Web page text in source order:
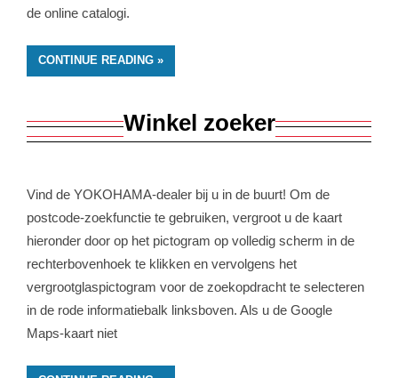
de online catalogi.
CONTINUE READING
Winkel zoeker
Vind de YOKOHAMA-dealer bij u in de buurt! Om de
postcode-zoekfunctie te gebruiken, vergroot u de kaart
hieronder door op het pictogram op volledig scherm in de
rechterbovenhoek te klikken en vervolgens het
vergrootglaspictogram voor de zoekopdracht te selecteren
in de rode informatiebalk linksboven. Als u de Google
Maps-kaart niet